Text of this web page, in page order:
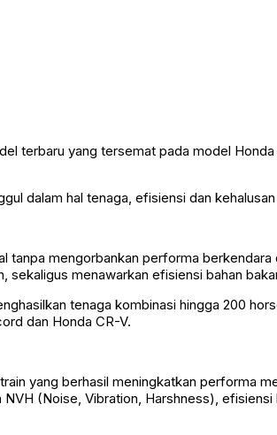
terbaru yang tersemat pada model
dalam hal tenaga, efisiensi dan
mengorbankan performa berkendara
menawarkan efisiensi bahan
tenaga kombinasi hingga 200
dan Honda CR-V.
yang berhasil meningkatkan performa
(Noise, Vibration, Harshness),